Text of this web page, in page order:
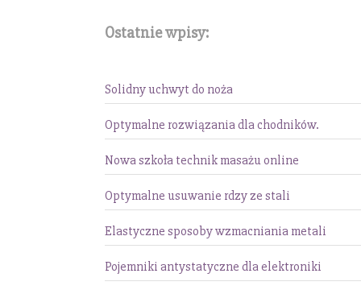
Ostatnie wpisy:
Solidny uchwyt do noża
Optymalne rozwiązania dla chodników.
Nowa szkoła technik masażu online
Optymalne usuwanie rdzy ze stali
Elastyczne sposoby wzmacniania metali
Pojemniki antystatyczne dla elektroniki